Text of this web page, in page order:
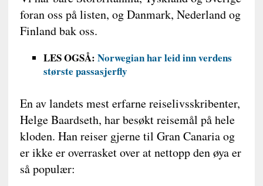
foran oss på listen, og Danmark, Nederland og
Finland bak oss.
LES OGSÅ: Norwegian har leid inn verdens
største passasjerfly
En av landets mest erfarne reiselivsskribenter,
Helge Baardseth, har besøkt reisemål på hele
kloden. Han reiser gjerne til Gran Canaria og
er ikke er overrasket over at nettopp den øya er
så populær: